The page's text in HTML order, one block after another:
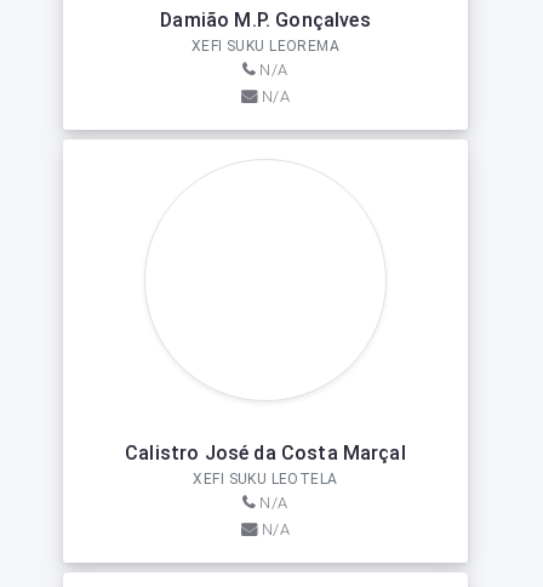
Damião M.P. Gonçalves
XEFI SUKU LEOREMA
N/A
N/A
Calistro José da Costa Marçal
XEFI SUKU LEOTELA
N/A
N/A